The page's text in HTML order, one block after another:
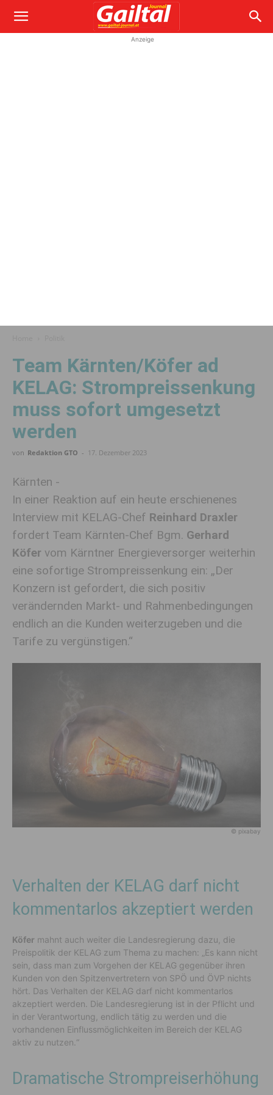
Anzeige
Team Kärnten/Köfer ad
KELAG: Strompreissenkung
muss sofort umgesetzt
werden
von Redaktion GTO - 17. Dezember 2023
Kärnten -
In einer Reaktion auf ein heute erschienenes
Interview mit KELAG-Chef Reinhard Draxler
fordert Team Kärnten-Chef Bgm. Gerhard
Köfer vom Kärntner Energieversorger weiterhin
eine sofortige Strompreissenkung ein: „Der
Konzern ist gefordert, die sich positiv
verändernden Markt- und Rahmenbedingungen
endlich an die Kunden weiterzugeben und die
Tarife zu vergünstigen.“
© pixabay
Verhalten der KELAG darf nicht
kommentarlos akzeptiert werden
Köfer mahnt auch weiter die Landesregierung dazu, die
Preispolitik der KELAG zum Thema zu machen: „Es kann nicht
sein, dass man zum Vorgehen der KELAG gegenüber ihren
Kunden von den Spitzenvertretern von SPÖ und ÖVP nichts
hört. Das Verhalten der KELAG darf nicht kommentarlos
akzeptiert werden. Die Landesregierung ist in der Pflicht und
in der Verantwortung, endlich tätig zu werden und die
vorhandenen Einflussmöglichkeiten im Bereich der KELAG
aktiv zu nutzen.“
Dramatische Strompreiserhöhung